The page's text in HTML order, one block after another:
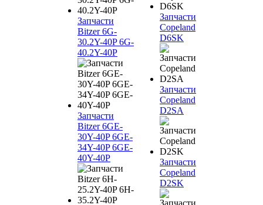
Запчасти
Bitzer 6G-
30.2Y-40P 6G-
40.2Y-40P
Запчасти
Bitzer 6GE-
30Y-40P 6GE-
34Y-40P 6GE-
40Y-40P
Запчасти
Copeland
D6SK
Запчасти
Copeland
D2SA
Запчасти
Copeland
D2SK